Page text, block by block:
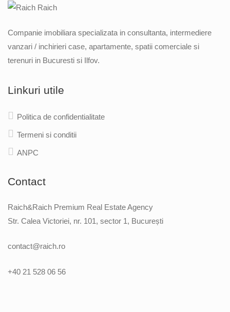
Companie imobiliara specializata in consultanta, intermediere
vanzari / inchirieri case, apartamente, spatii comerciale si
terenuri in Bucuresti si Ilfov.
Linkuri utile
Politica de confidentialitate
Termeni si conditii
ANPC
Contact
Raich&Raich Premium Real Estate Agency
Str. Calea Victoriei, nr. 101, sector 1, București
contact@raich.ro
+40 21 528 06 56